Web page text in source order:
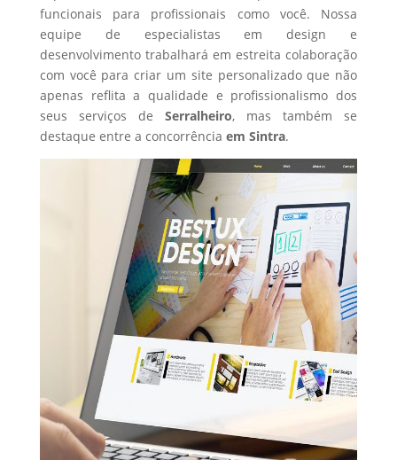
funcionais para profissionais como você. Nossa
equipe de especialistas em design e
desenvolvimento trabalhará em estreita colaboração
com você para criar um site personalizado que não
apenas reflita a qualidade e profissionalismo dos
seus serviços de Serralheiro, mas também se
destaque entre a concorrência em Sintra.